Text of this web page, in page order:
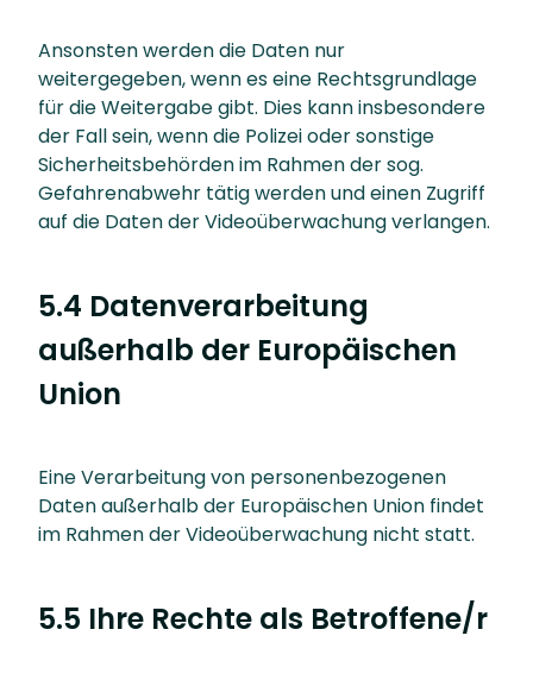
Ansonsten werden die Daten nur
weitergegeben, wenn es eine Rechtsgrundlage
für die Weitergabe gibt. Dies kann insbesondere
der Fall sein, wenn die Polizei oder sonstige
Sicherheitsbehörden im Rahmen der sog.
Gefahrenabwehr tätig werden und einen Zugriff
auf die Daten der Videoüberwachung verlangen.
5.4 Datenverarbeitung
außerhalb der Europäischen
Union
Eine Verarbeitung von personenbezogenen
Daten außerhalb der Europäischen Union findet
im Rahmen der Videoüberwachung nicht statt.
5.5 Ihre Rechte als Betroffene/r